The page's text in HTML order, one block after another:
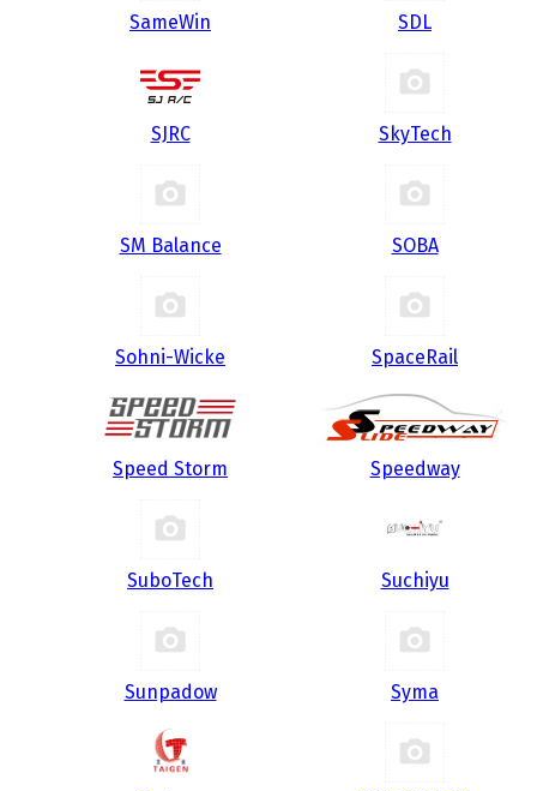
SameWin SDL
SJRC SkyTech
SM Balance SOBA
Sohni-Wicke SpaceRail
Speed Storm Speedway
SuboTech Suchiyu
Sunpadow Syma